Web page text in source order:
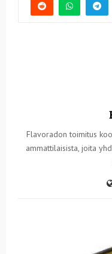
Flavoradon toimitus
ammattilaisista, joita